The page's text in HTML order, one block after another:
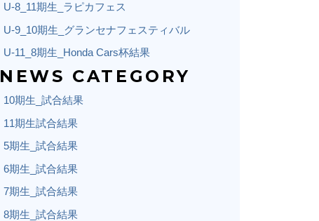
U-8_11期生_ラピカフェス
U-9_10期生_グランセナフェスティバル
U-11_8期生_Honda Cars杯結果
NEWS CATEGORY
10期生_試合結果
11期生試合結果
5期生_試合結果
6期生_試合結果
7期生_試合結果
8期生_試合結果